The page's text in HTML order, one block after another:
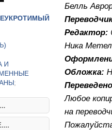
)
И
;
Белль
Редактор:
Ника
Обложка:
Любое
на